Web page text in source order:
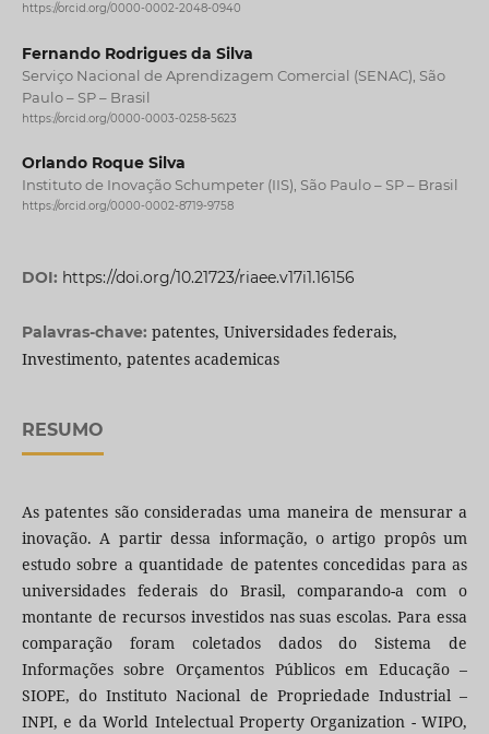
https://orcid.org/0000-0002-2048-0940
Fernando Rodrigues da Silva
Serviço Nacional de Aprendizagem Comercial (SENAC), São
Paulo – SP – Brasil
https://orcid.org/0000-0003-0258-5623
Orlando Roque Silva
Instituto de Inovação Schumpeter (IIS), São Paulo – SP – Brasil
https://orcid.org/0000-0002-8719-9758
DOI: https://doi.org/10.21723/riaee.v17i1.16156
Palavras-chave: patentes, Universidades federais,
Investimento, patentes academicas
RESUMO
As patentes são consideradas uma maneira de mensurar a
inovação. A partir dessa informação, o artigo propôs um
estudo sobre a quantidade de patentes concedidas para as
universidades federais do Brasil, comparando-a com o
montante de recursos investidos nas suas escolas. Para essa
comparação foram coletados dados do Sistema de
Informações sobre Orçamentos Públicos em Educação –
SIOPE, do Instituto Nacional de Propriedade Industrial –
INPI, e da World Intelectual Property Organization - WIPO,